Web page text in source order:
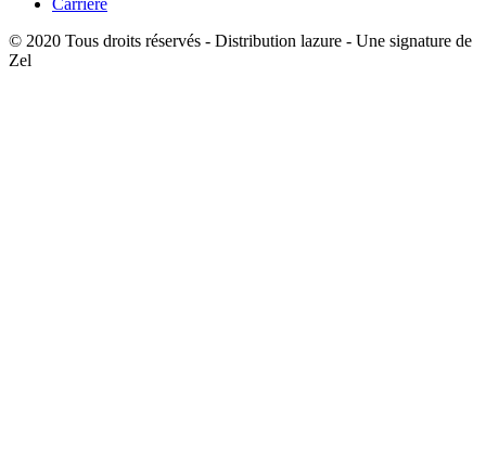
Carrière
© 2020 Tous droits réservés - Distribution lazure - Une signature de
Zel